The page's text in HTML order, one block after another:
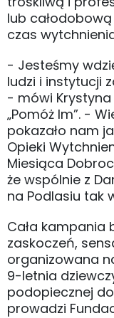
lub
czas
- Jesteśmy
ludzi i instytucji
- mówi Krystyna
„Pomóż Im”. -
pokazało nam
Opieki
Miesiąca
że wspólnie z
na Podlasiu tak
Cała kampania
zaskoczeń,
organizowana
9-letnia
podopiecznej
prowadzi